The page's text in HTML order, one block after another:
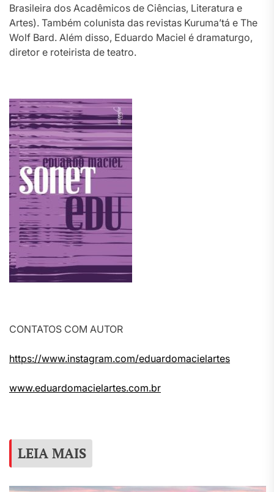
Brasileira dos Acadêmicos de Ciências, Literatura e
Artes). Também colunista das revistas Kuruma’tá e The
Wolf Bard. Além disso, Eduardo Maciel é dramaturgo,
diretor e roteirista de teatro.
CONTATOS COM AUTOR
https://www.instagram.com/eduardomacielartes
www.eduardomacielartes.com.br
LEIA MAIS